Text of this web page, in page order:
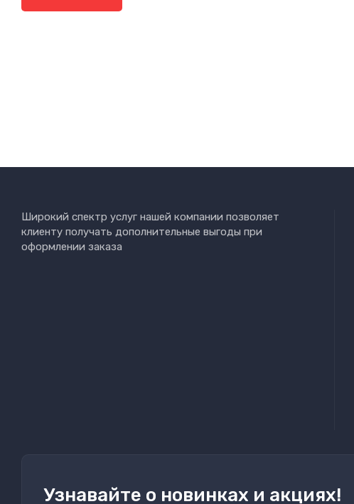
Широкий спектр услуг нашей компании позволяет
клиенту получать дополнительные выгоды при
оформлении заказа
Узнавайте о новинках и акциях!